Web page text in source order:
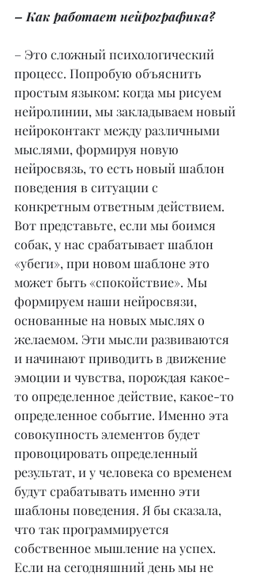
– Как работает нейрографика?
– Это сложный психологический
процесс. Попробую объяснить
простым языком: когда мы рисуем
нейролинии, мы закладываем новый
нейроконтакт между различными
мыслями, формируя новую
нейросвязь, то есть новый шаблон
поведения в ситуации с
конкретным ответным действием.
Вот представьте, если мы боимся
собак, у нас срабатывает шаблон
«убеги», при новом шаблоне это
может быть «спокойствие». Мы
формируем наши нейросвязи,
основанные на новых мыслях о
желаемом. Эти мысли развиваются
и начинают приводить в движение
эмоции и чувства, порождая какое-
то определенное действие, какое-то
определенное событие. Именно эта
совокупность элементов будет
провоцировать определенный
результат, и у человека со временем
будут срабатывать именно эти
шаблоны поведения. Я бы сказала,
что так программируется
собственное мышление на успех.
Если на сегодняшний день мы не